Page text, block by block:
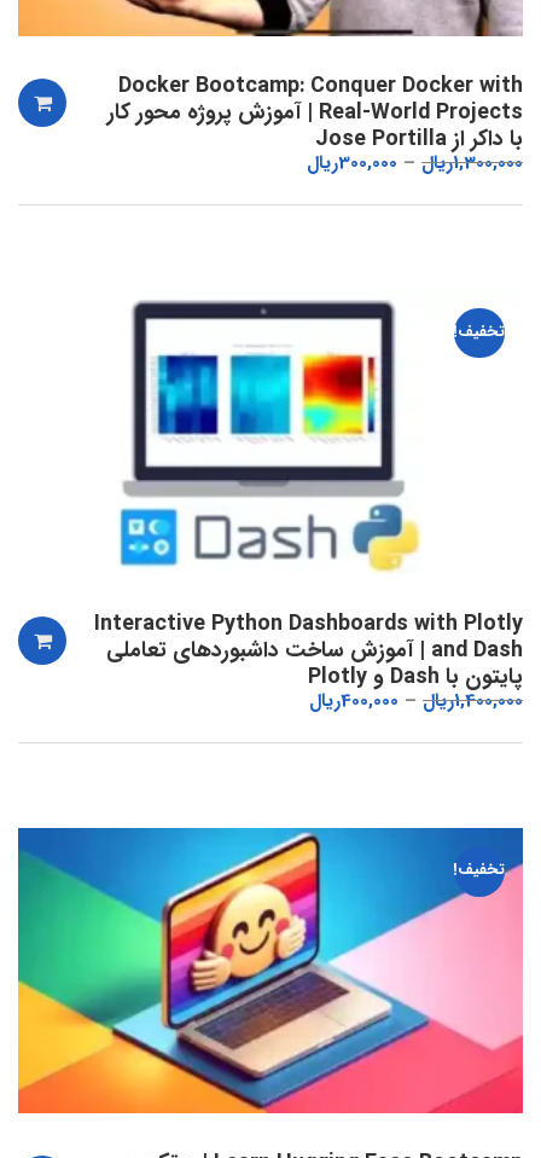
Docker Bootcamp: Conquer Docker with
Real-World Projects | آموزش پروژه محور کار
با داکر از Jose Portilla
1,300,000ریال 300,000ریال
تخفیف!
Interactive Python Dashboards with Plotly
and Dash | آموزش ساخت داشبوردهای تعاملی
پایتون با Dash و Plotly
1,400,000ریال 400,000ریال
تخفیف!